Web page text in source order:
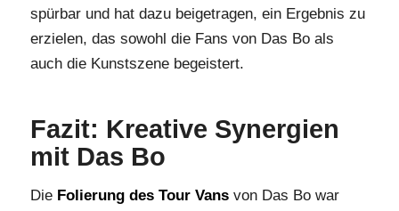
spürbar und hat dazu beigetragen, ein Ergebnis zu
erzielen, das sowohl die Fans von Das Bo als
auch die Kunstszene begeistert.
Fazit: Kreative Synergien
mit Das Bo
Die Folierung des Tour Vansvon Das Bo war